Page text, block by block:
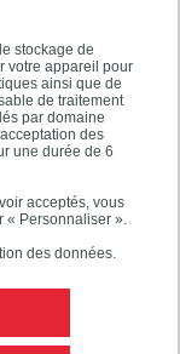
stockage de
votre appareil pour
ainsi que de
de traitement
par domaine
des
une durée de 6
acceptés, vous
« Personnaliser ».
des données.